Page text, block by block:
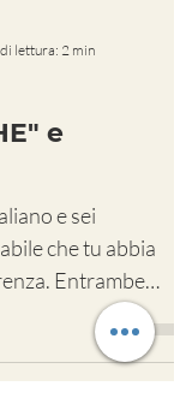
lettura: 2 min
e
e sei
che tu abbia